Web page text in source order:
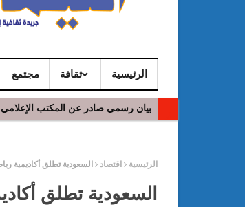
الرئيسية ثقافة مجتمع
بيان رسمي صادر عن المكتب
الرئيسية اقتصاد السعودية تطلق أكاديمية
السعودية تطلق